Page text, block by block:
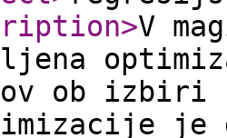
>V
ob izbiri
je